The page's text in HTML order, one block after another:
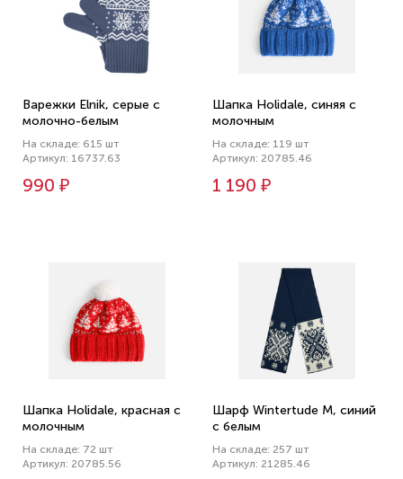
Варежки Elnik, серые с
молочно-белым
На складе: 615 шт
Артикул: 16737.63
990 ₽
Шапка Holidale, синяя с
молочным
На складе: 119 шт
Артикул: 20785.46
1 190 ₽
Шапка Holidale, красная с
молочным
На складе: 72 шт
Артикул: 20785.56
Шарф Wintertude M, синий
с белым
На складе: 257 шт
Артикул: 21285.46